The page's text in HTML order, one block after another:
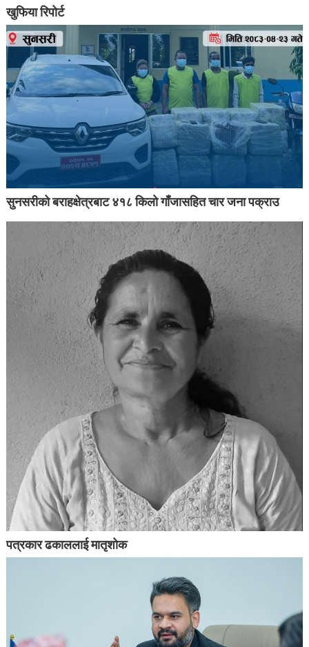
खुफिया रिपोर्ट
सुनसरीको बराहक्षेत्रबाट ४१८ किलो गाँजासहित चार जना पक्राउ
पत्रकार ढकाललाई मातृशोक